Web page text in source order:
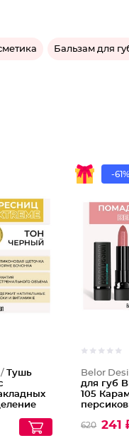
Бальзам для
/Тушь
-61%
Belor
для губ
105
620 241